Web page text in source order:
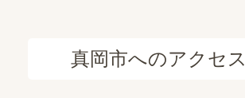
真岡市へのアクセス